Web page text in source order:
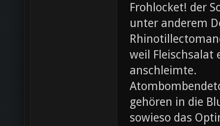
Frohlocket! der
unter anderem
weil Fleischsalat
anschleimte.
gehören in die
sowieso das